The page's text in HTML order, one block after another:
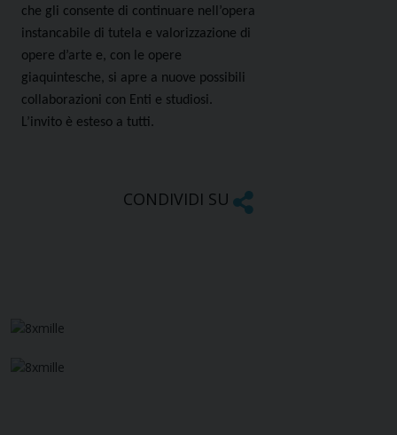
che gli consente di continuare nell’opera
instancabile di tutela e valorizzazione di
opere d’arte e, con le opere
giaquintesche, si apre a nuove possibili
collaborazioni con Enti e studiosi.
L’invito è esteso a tutti.
CONDIVIDI SU